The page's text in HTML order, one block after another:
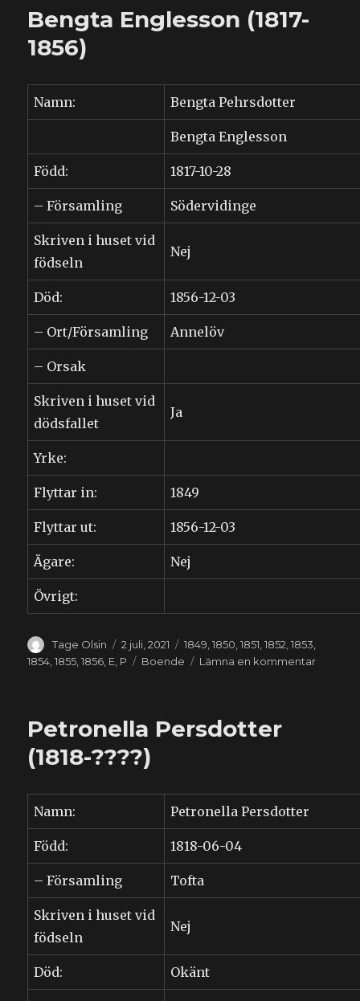
Bengta Englesson (1817-
1856)
Namn: Bengta Pehrsdotter
Bengta Englesson
Född: 1817-10-28
– Församling Södervidinge
Skriven i huset vid
födseln
Nej
Död: 1856-12-03
– Ort/Församling Annelöv
– Orsak
Skriven i huset vid
dödsfallet
Ja
Yrke:
Flyttar in: 1849
Flyttar ut: 1856-12-03
Ägare: Nej
Övrigt:
Författare
Tage Olsin
Publicerat
den
2 juli, 2021 Kategorier
1849 ,1850 ,1851 ,1852 ,1853
1854 ,1855 ,1856 E P Etiketter
Boende Lämna en kommentartill
Petronella Persdotter
(1818-????)
Namn: Petronella Persdotter
Född: 1818-06-04
– Församling Tofta
Skriven i huset vid
födseln
Nej
Död: Okänt